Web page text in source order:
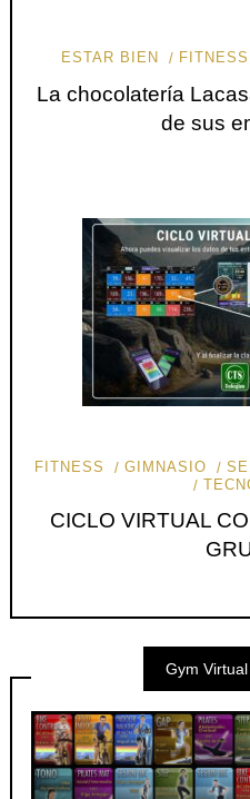
ESTAR BIEN FITNESS
La chocolatería
de sus
FITNESS GIMNASIO
CICLO VIRTUAL
Gym